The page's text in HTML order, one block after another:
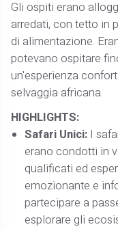
Gli ospiti erano
arredati, con tetto in
di alimentazione.
potevano ospitare
un'esperienza
selvaggia africana. ​
HIGHLIGHTS:
Safari Unici: I
erano condotti in
qualificati ed
emozionante e
partecipare a
esplorare gli